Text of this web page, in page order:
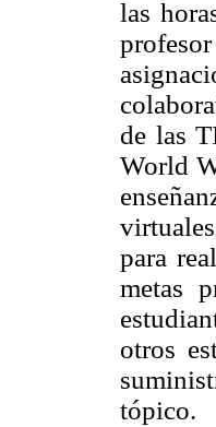
las
de las
World
para
metas
otros
tópico.